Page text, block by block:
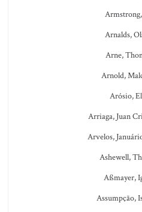
Arnalds,
Arne,
Arnold,
Arósio,
Arriaga, Juan
Arvelos,
Ashewell,
Aßmayer,
Assumpção,